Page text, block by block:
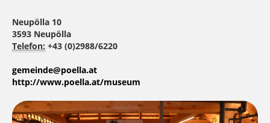
Neupölla 10
3593 Neupölla
Telefon: +43 (0)2988/6220
gemeinde@poella.at
http://www.poella.at/museum